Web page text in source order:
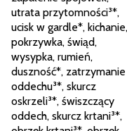
utrata przytomności³*,
ucisk w gardle*, kichanie,
pokrzywka, świąd,
wysypka, rumień,
duszność*, zatrzymanie
oddechu³*, skurcz
oskrzeli³*, świszczący
oddech, skurcz krtani³*,